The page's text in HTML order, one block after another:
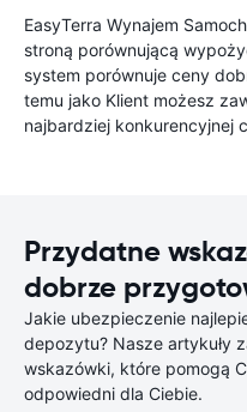
EasyTerra Wynajem
stroną porównującą
system porównuje ceny
temu jako Klient możesz
najbardziej konkurencyjnej
Przydatne
dobrze
Jakie ubezpieczenie
depozytu? Nasze artykuły
wskazówki, które pomogą
odpowiedni dla Ciebie.